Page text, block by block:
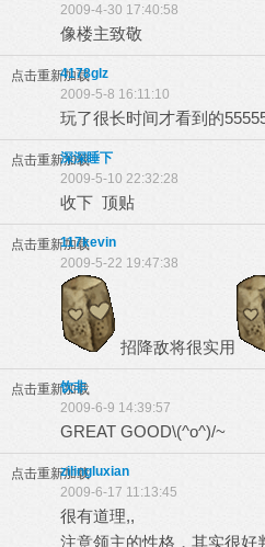
2009-4-30 17:40:58
像楼主致敬
点击重新加载
4178glz
2009-5-8 16:11:10
玩了很长时间才看到的
点击重新加载
深深睡下
2009-5-10 22:32:28
收下 顶贴
点击重新加载117kevin
2009-5-22 19:47:38
招降敌将很实用
点击重新加载
饮非
2009-6-9 14:39:57
GREAT GOOD\(^o^)/~
点击重新加载zilingluxian
2009-6-17 11:13:45
很有道理,,
注意领主的性格，其实很好